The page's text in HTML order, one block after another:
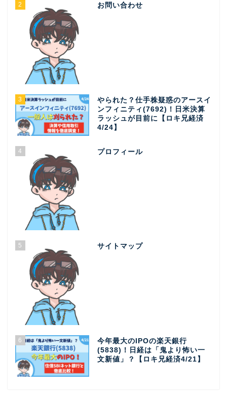
2 お問い合わせ
3
やられた？仕手株疑惑のアースイ
ンフィニティ(7692)！日米決算
ラッシュが目前に【ロキ兄経済
4/24】
4 プロフィール
5 サイトマップ
6
今年最大のIPOの楽天銀行
(5838)！日経は「鬼より怖い一
文新値」？【ロキ兄経済4/21】